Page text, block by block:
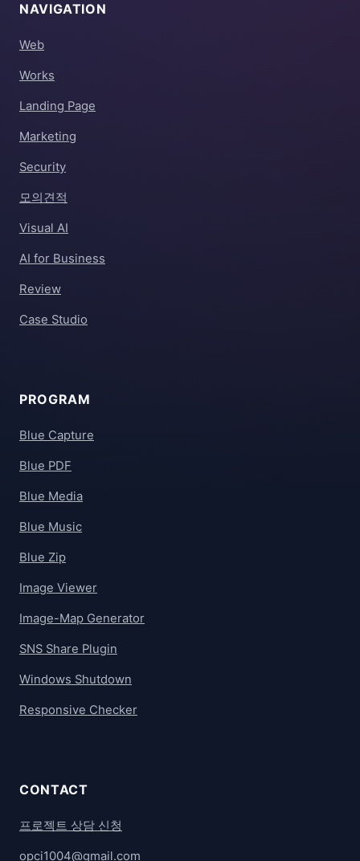
NAVIGATION
Web
Works
Landing Page
Marketing
Security
모의견적
Visual AI
AI for Business
Review
Case Studio
PROGRAM
Blue Capture
Blue PDF
Blue Media
Blue Music
Blue Zip
Image Viewer
Image-Map Generator
SNS Share Plugin
Windows Shutdown
Responsive Checker
CONTACT
프로젝트 상담 신청
opci1004@gmail.com